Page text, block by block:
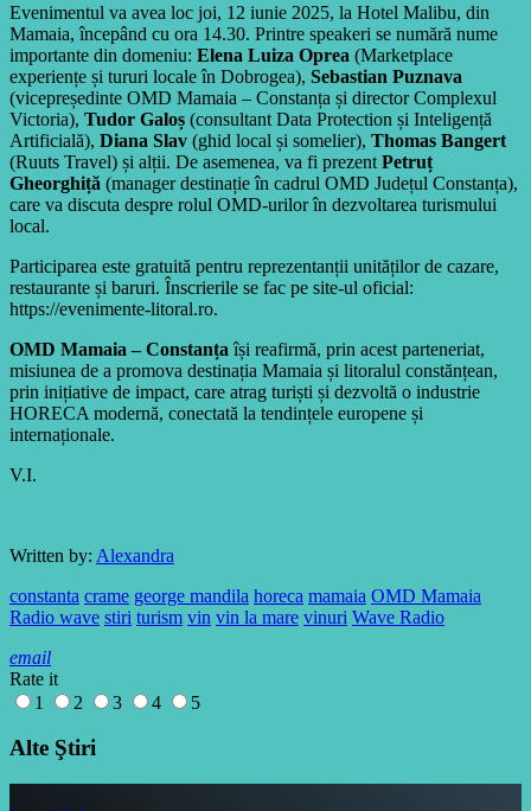
Evenimentul va avea loc joi, 12 iunie 2025, la Hotel Malibu, din
Mamaia, începând cu ora 14.30. Printre speakeri se numără nume
importante din domeniu: Elena Luiza Oprea (Marketplace
experiențe și tururi locale în Dobrogea), Sebastian Puznava
(vicepreședinte OMD Mamaia – Constanța și director Complexul
Victoria), Tudor Galoș (consultant Data Protection și Inteligență
Artificială), Diana Slav (ghid local și somelier), Thomas Bangert
(Ruuts Travel) și alții. De asemenea, va fi prezent Petruț
Gheorghiță (manager destinație în cadrul OMD Județul Constanța),
care va discuta despre rolul OMD-urilor în dezvoltarea turismului
local.
Participarea este gratuită pentru reprezentanții unităților de cazare,
restaurante și baruri. Înscrierile se fac pe site-ul oficial:
https://evenimente-litoral.ro.
OMD Mamaia – Constanța își reafirmă, prin acest parteneriat,
misiunea de a promova destinația Mamaia și litoralul constănțean,
prin inițiative de impact, care atrag turiști și dezvoltă o industrie
HORECA modernă, conectată la tendințele europene și
internaționale.
V.I.
Written by: Alexandra
constanta crame george mandila horeca mamaia OMD Mamaia
Radio wave stiri turism vin vin la mare vinuri Wave Radio
email
Rate it
1
2 3 4 5
Alte Ştiri